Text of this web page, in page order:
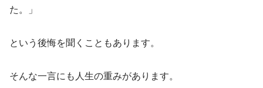
た。」
という後悔を聞くこともあります。
そんな一言にも人生の重みがあります。